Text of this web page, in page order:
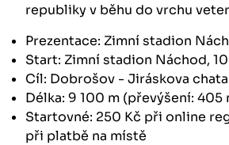
republiky v běhu do vrchu
Prezentace: Zimní stadion
Start: Zimní stadion Náchod,
Cíl: Dobrošov - Jiráskova chata
Délka: 9 100 m (převýšení: 405
Startovné: 250 Kč při online
při platbě na místě